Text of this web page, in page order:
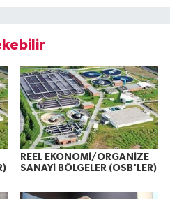
REEL EKONOMİ/ORGANİZE
SANAYİ BÖLGELER (OSB'LER)